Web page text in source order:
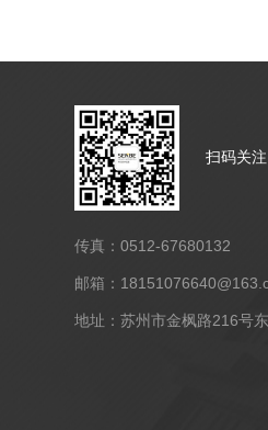
扫码关注
传真：0512-67680132
邮箱：
地址：苏州市金枫路216号